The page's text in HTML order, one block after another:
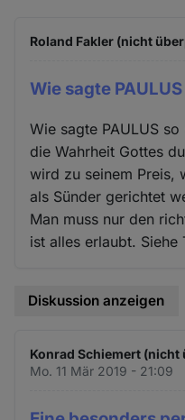
Roland Fakler (nicht
Wie sagte
Wie sagte PAULUS
die Wahrheit Gottes
wird zu seinem Preis,
als Sünder gerichtet
Man muss nur den
ist alles erlaubt. Siehe
Diskussion anzeigen
Konrad Schiemert (nicht
Mo. 11 Mär 2019 - 21:09